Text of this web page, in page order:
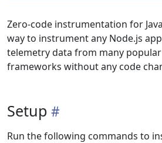
Zero-code instrumentation for
way to instrument any Node.js
telemetry data from many
frameworks without any code
Setup
Run the following commands to